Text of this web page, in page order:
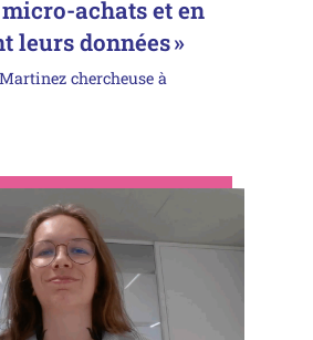
achats et en
leurs données »
chercheuse à